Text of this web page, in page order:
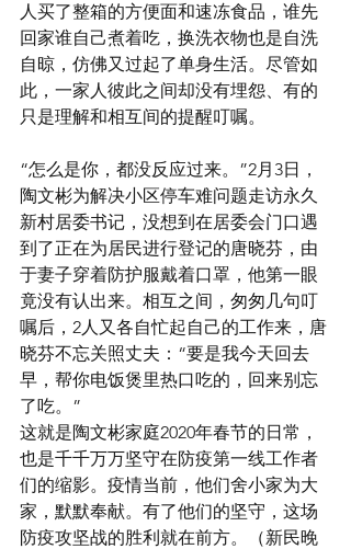
人买了整箱的方便面和速冻食品，谁先
回家谁自己煮着吃，换洗衣物也是自洗
自晾，仿佛又过起了单身生活。尽管如
此，一家人彼此之间却没有埋怨、有的
只是理解和相互间的提醒叮嘱。
“怎么是你，都没反应过来。”2月3日，
陶文彬为解决小区停车难问题走访永久
新村居委书记，没想到在居委会门口遇
到了正在为居民进行登记的唐晓芬，由
于妻子穿着防护服戴着口罩，他第一眼
竟没有认出来。相互之间，匆匆几句叮
嘱后，2人又各自忙起自己的工作来，唐
晓芬不忘关照丈夫：“要是我今天回去
早，帮你电饭煲里热口吃的，回来别忘
了吃。”
这就是陶文彬家庭2020年春节的日常，
也是千千万万坚守在防疫第一线工作者
们的缩影。疫情当前，他们舍小家为大
家，默默奉献。有了他们的坚守，这场
防疫攻坚战的胜利就在前方。（新民晚